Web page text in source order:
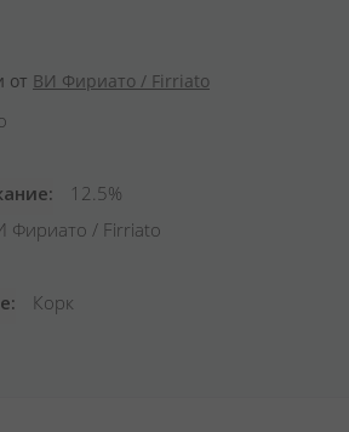
от ВИ Фириато / Firriato
12.5%
Фириато / Firriato
Корк